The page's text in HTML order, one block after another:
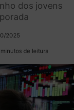
dos jovens
2025
de leitura